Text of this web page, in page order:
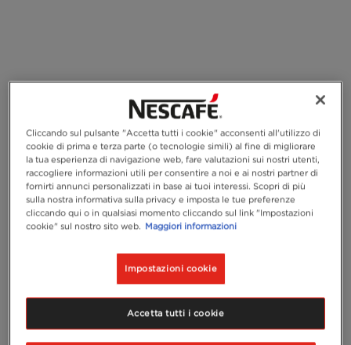
Cliccando sul pulsante "Accetta tutti i cookie" acconsenti all'utilizzo di
cookie di prima e terza parte (o tecnologie simili) al fine di migliorare
la tua esperienza di navigazione web, fare valutazioni sui nostri utenti,
raccogliere informazioni utili per consentire a noi e ai nostri partner di
fornirti annunci personalizzati in base ai tuoi interessi. Scopri di più
sulla nostra informativa sulla privacy e imposta le tue preferenze
cliccando qui o in qualsiasi momento cliccando sul link "Impostazioni
cookie" sul nostro sito web. Maggiori informazioni
Impostazioni cookie
Accetta tutti i cookie